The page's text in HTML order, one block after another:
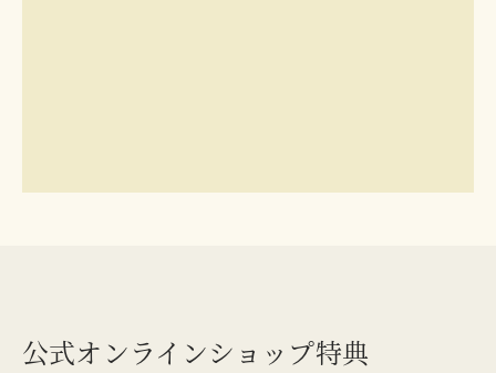
公式オンラインショップ特典